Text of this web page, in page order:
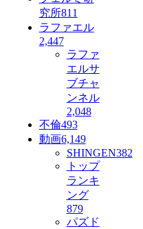
究所811
ラファエル
2,447
ラファ
エルサ
ブチャ
ンネル
2,048
不倫493
動画6,149
SHINGEN382
トップ
ランキ
ング
879
パズド